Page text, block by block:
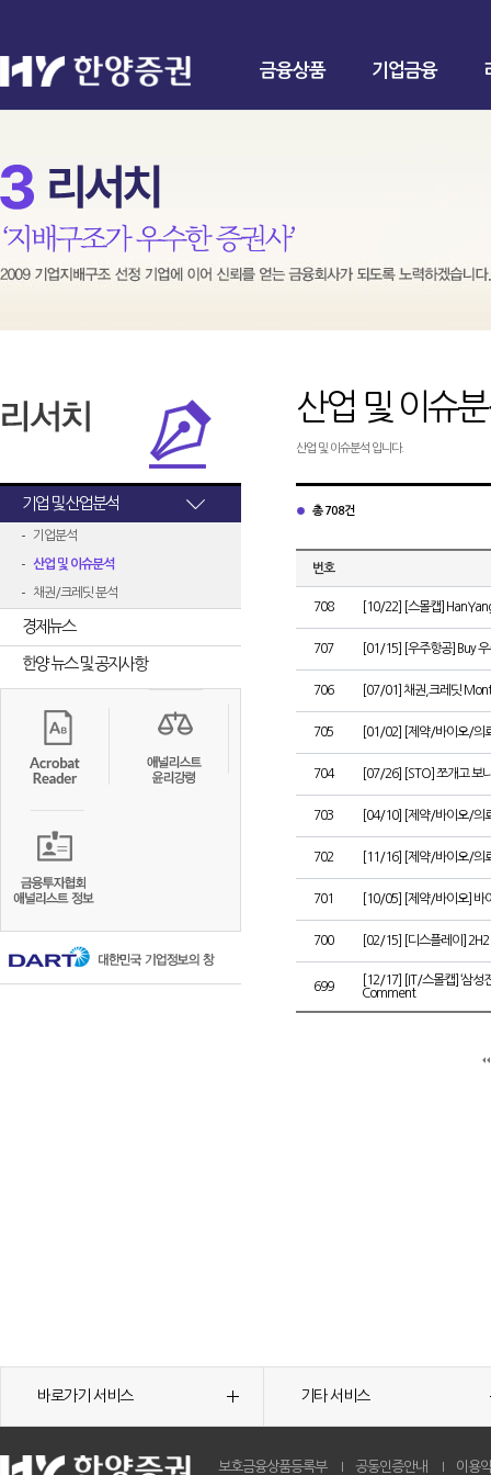
금융상품 기업금융
기업 및 산업분석
기업분석
산업 및 이슈분석
채권/크레딧 분석
경제뉴스
한양 뉴스 및 공지사항
산업 및 이슈
산업 및 이슈분석 입니다.
총 708건
번호
708 [10/22] [스몰캡]
707 [01/15] [우주항공] Buy
706 [07/01] 채권,크레딧
705 [01/02] [제약/바이오/의
704 [07/26] [STO] 쪼개고 보
703 [04/10] [제약/바이오/의
702 [11/16] [제약/바이오/의
701 [10/05] [제약/바이오] 바
700 [02/15] [디스플레이]
699
[12/17] [IT/스몰캡] ‘삼성
Comment
바로가기 서비스 기타 서비스
보호금융상품등록부 공동인증안내 이용